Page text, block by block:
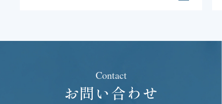
Contact
お問い合わせ